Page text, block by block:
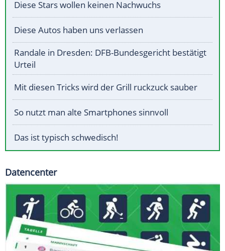
Diese Stars wollen keinen Nachwuchs
Diese Autos haben uns verlassen
Randale in Dresden: DFB-Bundesgericht bestätigt
Urteil
Mit diesen Tricks wird der Grill ruckzuck sauber
So nutzt man alte Smartphones sinnvoll
Das ist typisch schwedisch!
Datencenter